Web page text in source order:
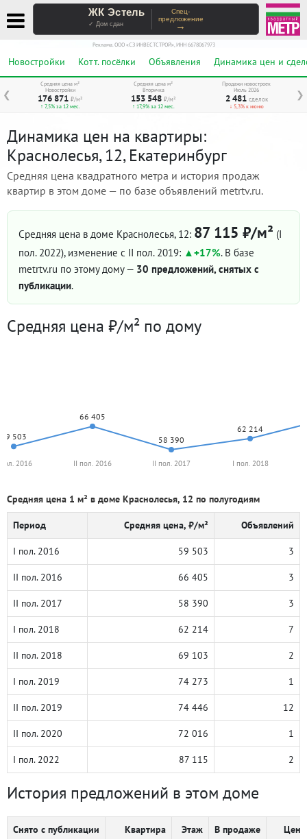
ЖК Эстель
✓ Дом сдан
Спец-
предложение
→
Реклама. ООО «СЗ ИНВЕСТСТРОЙ», ИНН 6678067973
Новостройки Котт. посёлки Объявления Динамика цен и
❮ ❯
Средняя цена м²
Новостройки
176 871 ₽/м²
↑ 7,5% за 12 мес.
Средняя цена м²
Вторичка
153 548 ₽/м²
↑ 17,9% за 12 мес.
Продажи новостроек
Июль 2026
2 481 сделок
↓ 5,3% к июню
Динамика цен на квартиры:
Краснолесья, 12, Екатеринбург
Средняя цена квадратного метра и история продаж
квартир в этом доме — по базе объявлений metrtv.ru.
Средняя цена в доме Краснолесья, 12: 87 115 ₽/м² (I
пол. 2022), изменение с II пол. 2019: +17%. В базе
metrtv.ru по этому дому — 30 предложений, снятых с
публикации.
Средняя цена ₽/м² по дому
59 503
66 405
58 390
62 214
2016 II пол. 2016 II пол. 2017 I пол. 2018
Средняя цена 1 м² в доме Краснолесья, 12 по полугодиям
Период Средняя цена, ₽/м² Объявлений
I пол. 2016 59 503 3
II пол. 2016 66 405 3
II пол. 2017 58 390 3
I пол. 2018 62 214 7
II пол. 2018 69 103 2
I пол. 2019 74 273 1
II пол. 2019 74 446 12
II пол. 2020 72 016 1
I пол. 2022 87 115 2
История предложений в этом доме
Снято с публикации Квартира Этаж В продаже